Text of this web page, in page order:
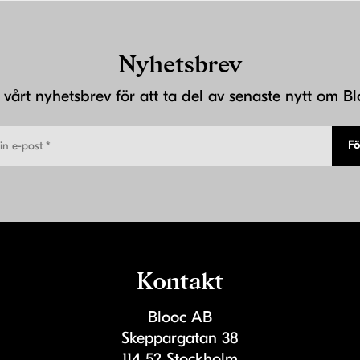
Nyhetsbrev
vårt nyhetsbrev för att ta del av senaste nytt om
Kontakt
Blooc AB
Skeppargatan 38